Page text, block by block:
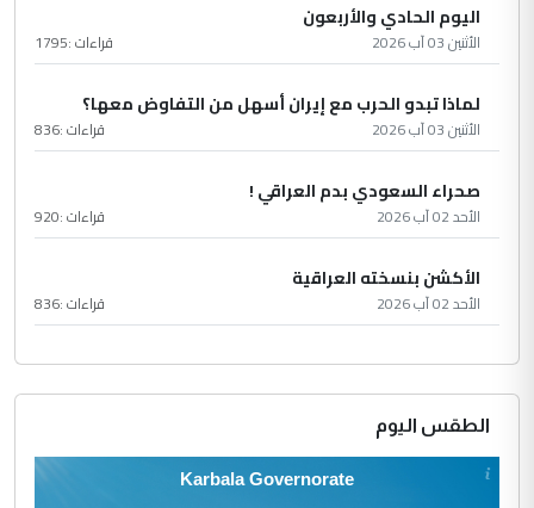
اليوم الحادي والأربعون
الأثنين 03 آب 2026 قراءات :1795
لماذا تبدو الحرب مع إيران أسهل من التفاوض معها؟
الأثنين 03 آب 2026 قراءات :836
صحراء السعودي بدم العراقي !
الأحد 02 آب 2026 قراءات :920
الأكشن بنسخته العراقية
الأحد 02 آب 2026 قراءات :836
الطقس اليوم
Karbala Governorate